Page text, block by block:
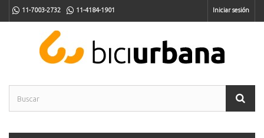
11-7003-2732 11-4184-1901 Iniciar sesión